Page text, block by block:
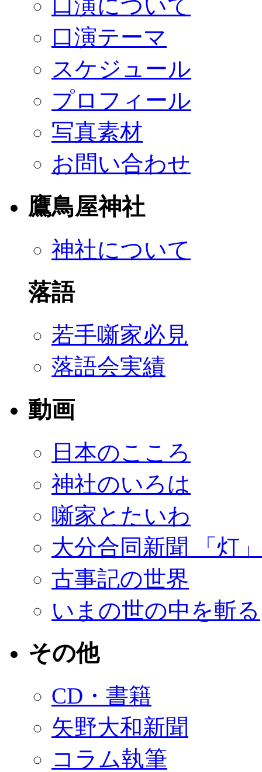
口演について
口演テーマ
スケジュール
プロフィール
写真素材
お問い合わせ
鷹鳥屋神社
神社について
落語
若手噺家必見
落語会実績
動画
日本のこころ
神社のいろは
噺家とたいわ
大分合同新聞 「灯」
古事記の世界
いまの世の中を斬る
その他
CD・書籍
矢野大和新聞
コラム執筆